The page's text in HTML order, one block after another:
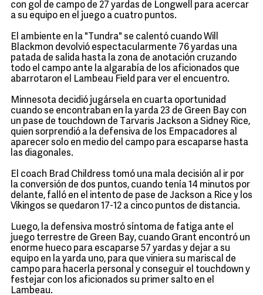
con gol de campo de 27 yardas de Longwell para acercar
a su equipo en el juego a cuatro puntos.
El ambiente en la "Tundra" se calentó cuando Will
Blackmon devolvió espectacularmente 76 yardas una
patada de salida hasta la zona de anotación cruzando
todo el campo ante la algarabía de los aficionados que
abarrotaron el Lambeau Field para ver el encuentro.
Minnesota decidió jugársela en cuarta oportunidad
cuando se encontraban en la yarda 23 de Green Bay con
un pase de touchdown de Tarvaris Jackson a Sidney Rice,
quien sorprendió a la defensiva de los Empacadores al
aparecer solo en medio del campo para escaparse hasta
las diagonales.
El coach Brad Childress tomó una mala decisión al ir por
la conversión de dos puntos, cuando tenía 14 minutos por
delante, falló en el intento de pase de Jackson a Rice y los
Vikingos se quedaron 17-12 a cinco puntos de distancia.
Luego, la defensiva mostró síntoma de fatiga ante el
juego terrestre de Green Bay, cuando Grant encontró un
enorme hueco para escaparse 57 yardas y dejar a su
equipo en la yarda uno, para que viniera su mariscal de
campo para hacerla personal y conseguir el touchdown y
festejar con los aficionados su primer salto en el
Lambeau.